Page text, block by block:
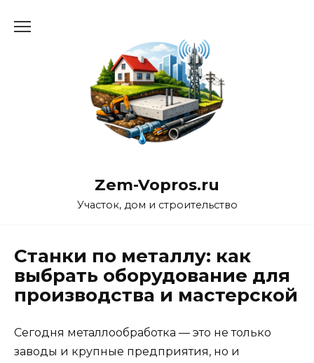
Zem-Vopros.ru
Участок, дом и строительство
Станки по металлу: как
выбрать оборудование для
производства и мастерской
Сегодня металлообработка — это не только
заводы и крупные предприятия, но и